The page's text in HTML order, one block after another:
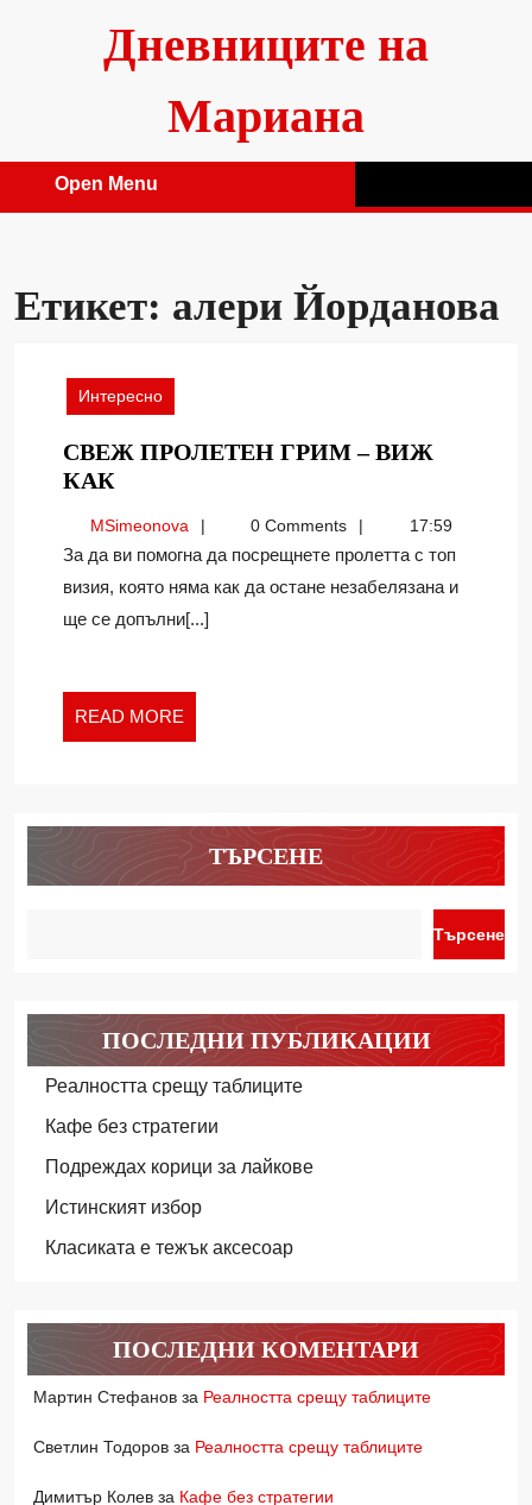
Дневниците на
Мариана
Open Menu
Етикет: алери Йорданова
Интересно
СВЕЖ ПРОЛЕТЕН ГРИМ – ВИЖ
КАК
ГРИМ
–
ВИЖ
КАК
MSimeonovaMSimeonova0 Comments 17:59
За да ви помогна да посрещнете пролетта с топ
визия, която няма как да остане незабелязана и
ще се допълни[...]
READ MORE
MORE
ТЪРСЕНЕ
Търсене
ПОСЛЕДНИ ПУБЛИКАЦИИ
Реалността срещу таблиците
Кафе без стратегии
Подреждах корици за лайкове
Истинският избор
Класиката е тежък аксесоар
ПОСЛЕДНИ КОМЕНТАРИ
Мартин Стефанов за Реалността срещу таблиците
Светлин Тодоров за Реалността срещу таблиците
Димитър Колев за Кафе без стратегии